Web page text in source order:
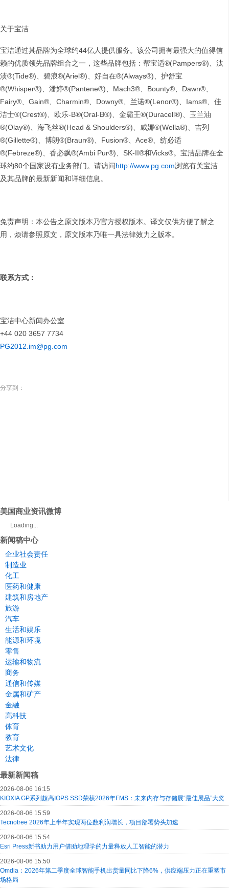
关于宝洁
宝洁通过其品牌为全球约44亿人提供服务。该公司拥有最强大的值得信
赖的优质领先品牌组合之一，这些品牌包括：帮宝适®(Pampers®)、汰
渍®(Tide®)、碧浪®(Ariel®)、好自在®(Always®)、护舒宝
®(Whisper®)、潘婷®(Pantene®)、Mach3®、Bounty®、Dawn®、
Fairy®、Gain®、Charmin®、Downy®、兰诺®(Lenor®)、Iams®、佳
洁士®(Crest®)、欧乐-B®(Oral-B®)、金霸王®(Duracell®)、玉兰油
®(Olay®)、海飞丝®(Head & Shoulders®)、威娜®(Wella®)、吉列
®(Gillette®)、博朗®(Braun®)、Fusion®、Ace®、纺必适
®(Febreze®)、香必飘®(Ambi Pur®)、SK-II®和Vicks®。宝洁品牌在全
球约80个国家设有业务部门。请访问http://www.pg.com浏览有关宝洁
及其品牌的最新新闻和详细信息。
免责声明：本公告之原文版本乃官方授权版本。译文仅供方便了解之
用，烦请参照原文，原文版本乃唯一具法律效力之版本。
联系方式：
宝洁中心新闻办公室
+44 020 3657 7734
PG2012.im@pg.com
分享到：
美国商业资讯微博
Loading...
新闻稿中心
企业社会责任
制造业
化工
医药和健康
建筑和房地产
旅游
汽车
生活和娱乐
能源和环境
零售
运输和物流
商务
通信和传媒
金属和矿产
金融
高科技
体育
教育
艺术文化
法律
最新新闻稿
2026-08-06 16:15
KIOXIA GP系列超高IOPS SSD荣获2026年FMS：未来内存与存储展“最佳展品”大奖
2026-08-06 15:59
Tecnotree 2026年上半年实现两位数利润增长，项目部署势头加速
2026-08-06 15:54
Esri Press新书助力用户借助地理学的力量释放人工智能的潜力
2026-08-06 15:50
Omdia：2026年第二季度全球智能手机出货量同比下降6%，供应端压力正在重塑市
场格局